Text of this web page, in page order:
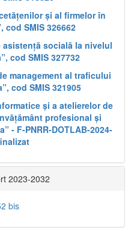
și al firmelor în
cod SMIS 326662
asistență socială la nivelul
cod SMIS 327732
management al traficului
cod SMIS 321905
și a atelierelor de
profesional și
- F-PNRR-DOTLAB-2024-
2023-2032
bis